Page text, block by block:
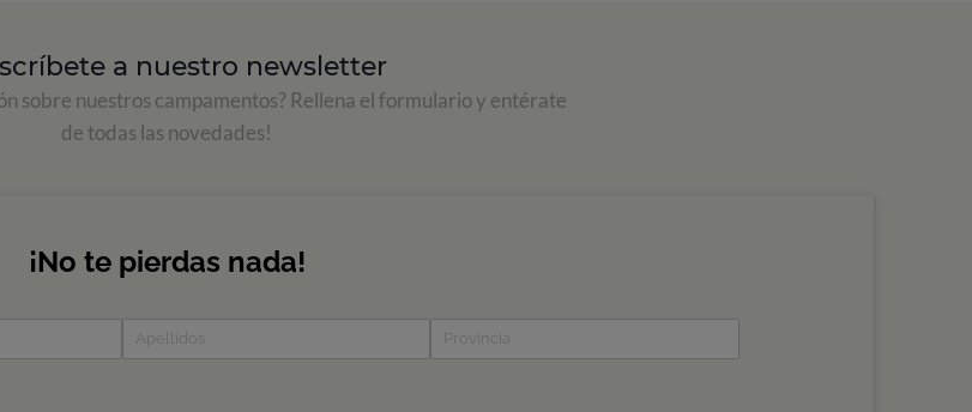
a nuestro newsletter
sobre nuestros campamentos? Rellena el formulario y entérate
de todas las novedades!